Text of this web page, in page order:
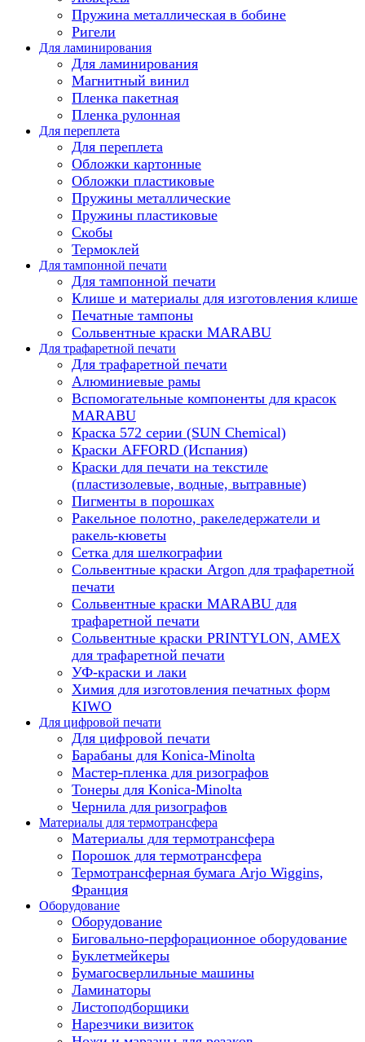
Пружина металлическая в бобине
Ригели
Для ламинирования
Для ламинирования
Магнитный винил
Пленка пакетная
Пленка рулонная
Для переплета
Для переплета
Обложки картонные
Обложки пластиковые
Пружины металлические
Пружины пластиковые
Скобы
Термоклей
Для тампонной печати
Для тампонной печати
Клише и материалы для изготовления клише
Печатные тампоны
Сольвентные краски MARABU
Для трафаретной печати
Для трафаретной печати
Алюминиевые рамы
Вспомогательные компоненты для красок
MARABU
Краска 572 серии (SUN Chemical)
Краски AFFORD (Испания)
Краски для печати на текстиле
(пластизолевые, водные, вытравные)
Пигменты в порошках
Ракельное полотно, ракеледержатели и
ракель-кюветы
Сетка для шелкографии
Сольвентные краски Argon для трафаретной
печати
Сольвентные краски MARABU для
трафаретной печати
Сольвентные краски PRINTYLON, AMEX
для трафаретной печати
УФ-краски и лаки
Химия для изготовления печатных форм
KIWO
Для цифровой печати
Для цифровой печати
Барабаны для Konica-Minolta
Мастер-пленка для ризографов
Тонеры для Konica-Minolta
Чернила для ризографов
Материалы для термотрансфера
Материалы для термотрансфера
Порошок для термотрансфера
Термотрансферная бумага Arjo Wiggins,
Франция
Оборудование
Оборудование
Биговально-перфорационное оборудование
Буклетмейкеры
Бумагосверлильные машины
Ламинаторы
Листоподборщики
Нарезчики визиток